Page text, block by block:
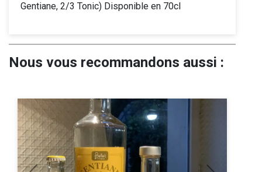
Gentiane, 2/3 Tonic) Disponible en 70cl
Nous vous recommandons aussi :